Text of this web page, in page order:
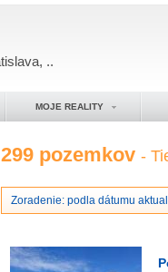
..
MOJE REALITY
299 pozemkov-
Zoradenie: podla dátumu